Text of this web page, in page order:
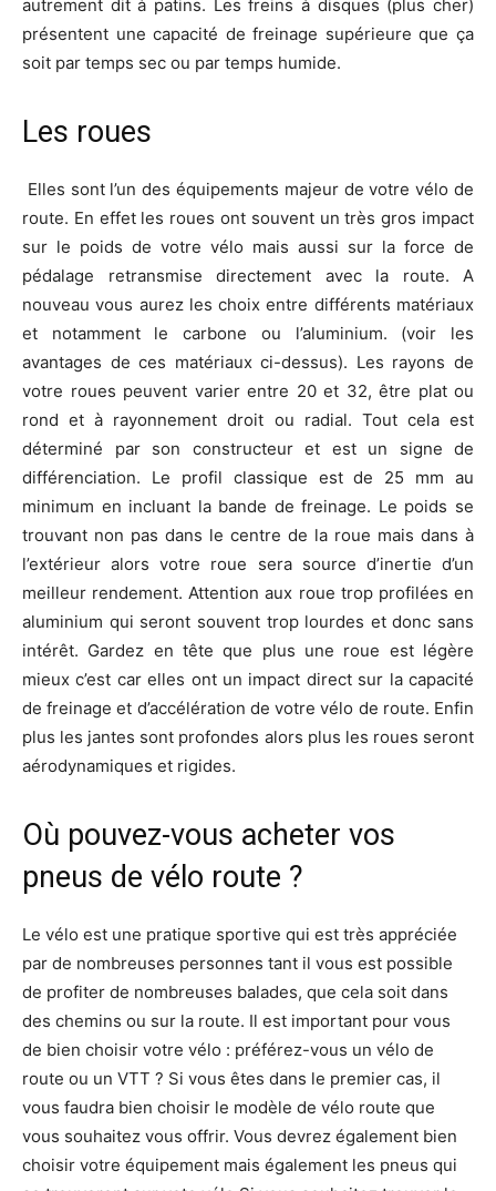
autrement dit à patins. Les freins à disques (plus cher)
présentent une capacité de freinage supérieure que ça
soit par temps sec ou par temps humide.
Les roues
Elles sont l’un des équipements majeur de votre vélo de
route. En effet les roues ont souvent un très gros impact
sur le poids de votre vélo mais aussi sur la force de
pédalage retransmise directement avec la route. A
nouveau vous aurez les choix entre différents matériaux
et notamment le carbone ou l’aluminium. (voir les
avantages de ces matériaux ci-dessus). Les rayons de
votre roues peuvent varier entre 20 et 32, être plat ou
rond et à rayonnement droit ou radial. Tout cela est
déterminé par son constructeur et est un signe de
différenciation. Le profil classique est de 25 mm au
minimum en incluant la bande de freinage. Le poids se
trouvant non pas dans le centre de la roue mais dans à
l’extérieur alors votre roue sera source d’inertie d’un
meilleur rendement. Attention aux roue trop profilées en
aluminium qui seront souvent trop lourdes et donc sans
intérêt. Gardez en tête que plus une roue est légère
mieux c’est car elles ont un impact direct sur la capacité
de freinage et d’accélération de votre vélo de route. Enfin
plus les jantes sont profondes alors plus les roues seront
aérodynamiques et rigides.
Où pouvez-vous acheter vos
pneus de vélo route ?
Le vélo est une pratique sportive qui est très appréciée
par de nombreuses personnes tant il vous est possible
de profiter de nombreuses balades, que cela soit dans
des chemins ou sur la route. Il est important pour vous
de bien choisir votre vélo : préférez-vous un vélo de
route ou un VTT ? Si vous êtes dans le premier cas, il
vous faudra bien choisir le modèle de vélo route que
vous souhaitez vous offrir. Vous devrez également bien
choisir votre équipement mais également les pneus qui